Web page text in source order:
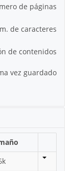
de páginas
de caracteres
de contenidos
vez guardado